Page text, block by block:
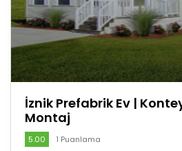
İznik Prefabrik Ev |
Montaj
5.00 1 Puanlama